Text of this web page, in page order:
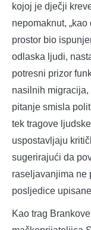
kojoj je dječji
nepomaknut,
prostor bio
odlaska ljudi,
potresni prizor
nasilnih migracija,
pitanje smisla
tek tragove
uspostavljaju
sugerirajući da
raseljavanjima ne
posljedice
Kao trag